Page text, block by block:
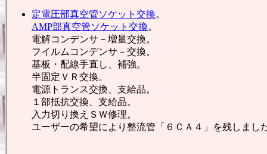
定電圧部真空管ソケット交換。
AMP部真空管ソケット交換。
電解コンデンサ－増量交換。
フイルムコンデンサ－交換。
基板・配線手直し、補強。
半固定ＶＲ交換。
電源トランス交換、支給品。
１部抵抗交換、支給品。
入力切り換えＳＷ修理。
ユーザーの希望により整流管「６ＣＡ４」を残しまし